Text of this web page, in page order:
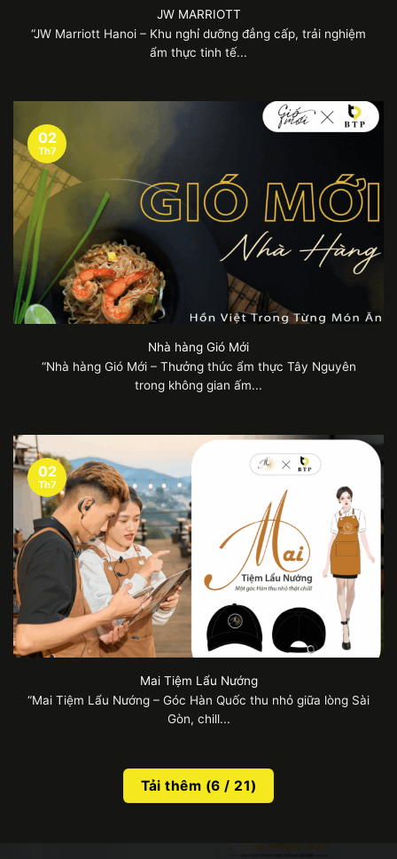
JW MARRIOTT
“JW Marriott Hanoi – Khu nghỉ dưỡng đẳng cấp, trải nghiệm
ẩm thực tinh tế...
Nhà hàng Gió Mới
“Nhà hàng Gió Mới – Thưởng thức ẩm thực Tây Nguyên
trong không gian ấm...
02
Th7
Mai Tiệm Lẩu Nướng
“Mai Tiệm Lẩu Nướng – Góc Hàn Quốc thu nhỏ giữa lòng Sài
Gòn, chill...
02
Th7
Tải thêm (6 / 21)